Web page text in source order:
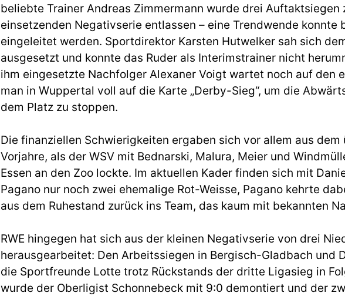
beliebte Trainer Andreas Zimmermann wurde drei Auftaktsiegen
einsetzenden Negativserie entlassen – eine Trendwende konnte
eingeleitet werden. Sportdirektor Karsten Hutwelker sah sich
ausgesetzt und konnte das Ruder als Interimstrainer nicht
ihm eingesetzte Nachfolger Alexaner Voigt wartet noch auf den
man in Wuppertal voll auf die Karte „Derby-Sieg“, um die
dem Platz zu stoppen.
Die finanziellen Schwierigkeiten ergaben sich vor allem aus
Vorjahre, als der WSV mit Bednarski, Malura, Meier und
Essen an den Zoo lockte. Im aktuellen Kader finden sich mit
Pagano nur noch zwei ehemalige Rot-Weisse, Pagano kehrte
aus dem Ruhestand zurück ins Team, das kaum mit bekannten
RWE hingegen hat sich aus der kleinen Negativserie von drei
herausgearbeitet: Den Arbeitssiegen in Bergisch-Gladbach und
die Sportfreunde Lotte trotz Rückstands der dritte Ligasieg in
wurde der Oberligist Schonnebeck mit 9:0 demontiert und der